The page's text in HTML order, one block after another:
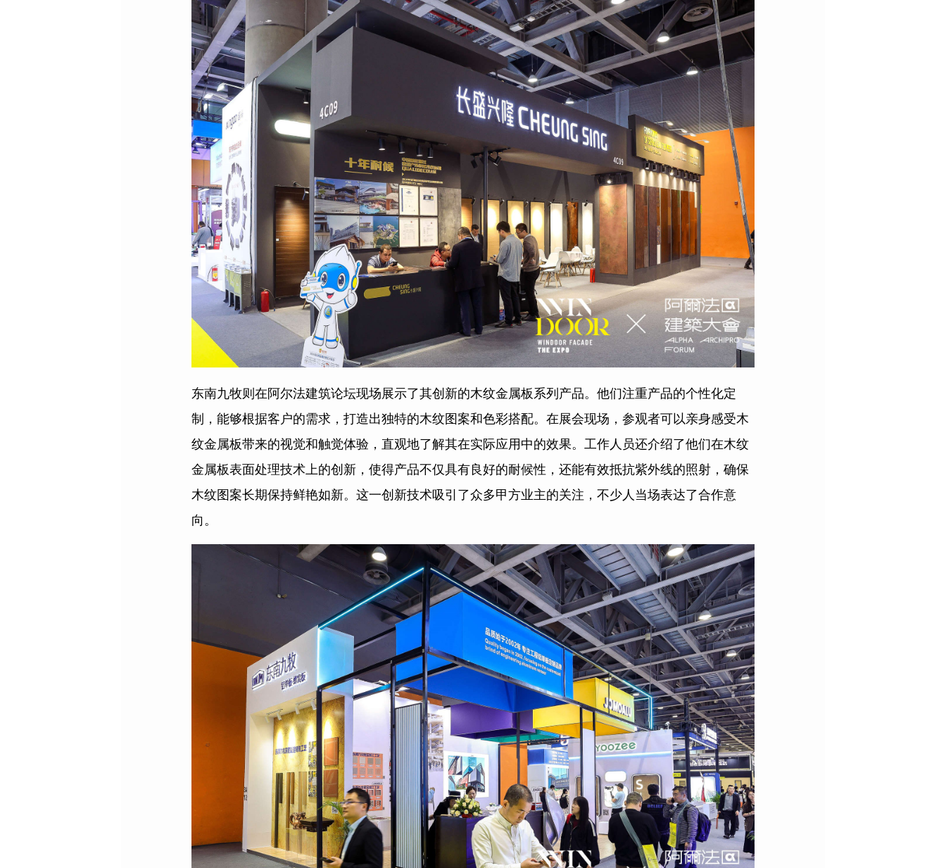
东南九牧则在阿尔法建筑论坛现场展示了其创新的木纹金属板系列产品。他们注重产品的个性化定
制，能够根据客户的需求，打造出独特的木纹图案和色彩搭配。在展会现场，参观者可以亲身感受木
纹金属板带来的视觉和触觉体验，直观地了解其在实际应用中的效果。工作人员还介绍了他们在木纹
金属板表面处理技术上的创新，使得产品不仅具有良好的耐候性，还能有效抵抗紫外线的照射，确保
木纹图案长期保持鲜艳如新。这一创新技术吸引了众多甲方业主的关注，不少人当场表达了合作意
向。